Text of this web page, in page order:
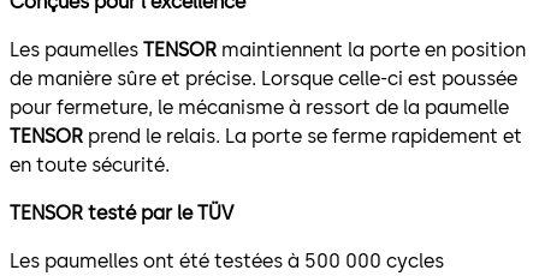
Les paumelles TENSOR maintiennent la porte en position
de manière sûre et précise. Lorsque celle-ci est poussée
pour fermeture, le mécanisme à ressort de la paumelle
TENSOR prend le relais. La porte se ferme rapidement et
en toute sécurité.
TENSOR testé par le TÜV
Les paumelles ont été testées à 500 000 cycles